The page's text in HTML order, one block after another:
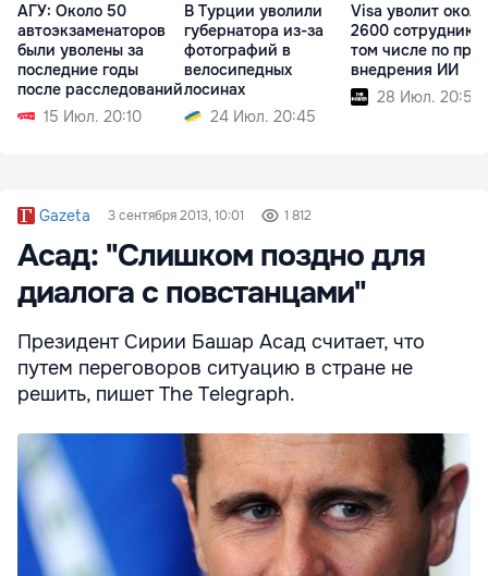
АГУ: Около 50
автоэкзаменаторов
были уволены за
последние годы
после расследований
15 Июл. 20:10
В Турции уволили
губернатора из-за
фотографий в
велосипедных
лосинах
24 Июл. 20:45
Visa уволит около
2600
том числе по
внедрения ИИ
28 Июл. 20:56
Gazeta 3 сентября 2013, 10:01 1 812
Асад: "Слишком поздно для
диалога с повстанцами"
Президент Сирии Башар Асад считает, что
путем переговоров ситуацию в стране не
решить, пишет The Telegraph.